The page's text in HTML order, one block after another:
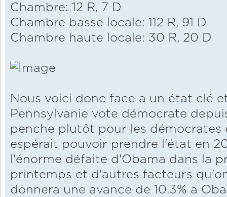
Chambre: 12 R, 7 D
Chambre basse locale: 112 R, 91 D
Chambre haute locale: 30 R, 20 D
Nous voici donc face a un état clé
Pennsylvanie vote démocrate
penche plutôt pour les démocrates
espérait pouvoir prendre l'état en
l'énorme défaite d'Obama dans la
printemps et d'autres facteurs
donnera une avance de 10.3% a